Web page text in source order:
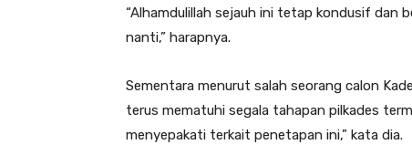
“Alhamdulillah sejauh ini tetap kondusif dan
nanti,” harapnya.
Sementara menurut salah seorang calon
terus mematuhi segala tahapan pilkades
menyepakati terkait penetapan ini,” kata dia.